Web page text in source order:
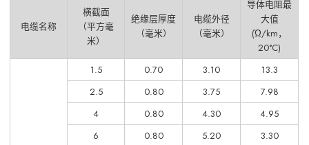
电缆名称
横截面
（平方毫
米）
绝缘层厚度
（毫米）
电缆外径
（毫米）
导体电阻最
大值
(Ώ/km，
20°C)
1.5
0.70 3.10
13.3
2.5
0.80 3.75
7.98
4
0.80 4.30
4.95
6
0.80 5.20 3.30